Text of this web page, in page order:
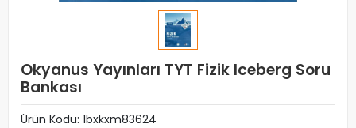
Okyanus Yayınları TYT Fizik Iceberg Soru
Bankası
Ürün Kodu: 1bxkxm83624